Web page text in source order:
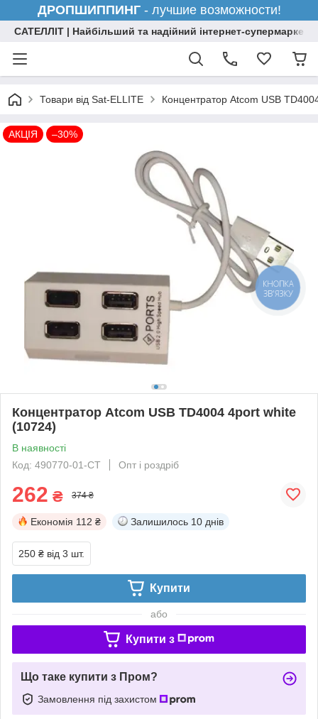
ДРОПШИППИНГ- лучшие возможности!
САТЕЛЛІТ | Найбільший та надійний інтернет-супермаркет
Товари від Sat-ELLITE Концентратор Atcom USB
АКЦІЯ –30%
Концентратор Atcom USB TD4004 4port white
(10724)
В наявності
Код: 490770-01-СТ
Опт і роздріб
262 ₴ 374 ₴
Економія 112 ₴ Залишилось 10 днів
250 ₴ від 3 шт.
Купити
або
Купити з
Що таке купити з Пром?
Замовлення під захистом
КНОПКА
ЗВ'ЯЗКУ